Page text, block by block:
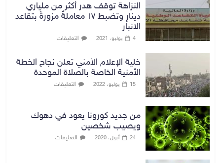
النزاهة توقف هدر أكثر من ملياري
دينارٍ وتضبط ١٧ معاملةً مزورةً بتقاعد
الانبار
4 يوليو، 2021 التعليقات
خلية الإعلام الأمني تعلن نجاح الخطة
الأمنية الخاصة بالصلاة الموحدة
15 يوليو، 2022 التعليقات
من جديد كورونا يعود في دهوك
ويصيب شخصين
24 أبريل، 2020 التعليقات